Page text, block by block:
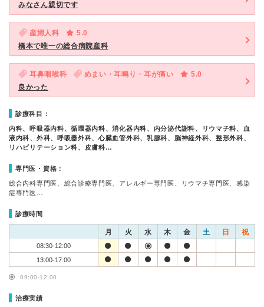
みなさん親切です
産婦人科
5.0
橋本で唯一の総合病院産科
耳鼻咽喉科 めまい・耳鳴り・耳が痛い
5.0
良かった
診療科目：
内科、呼吸器内科、循環器内科、消化器内科、内分泌代謝科、リウマチ科、血
液内科、外科、呼吸器外科、心臓血管外科、乳腺科、脳神経外科、整形外科、
リハビリテーション科、皮膚科…
専門医・資格：
総合内科専門医、総合診療専門医、アレルギー専門医、リウマチ専門医、感染
症専門医…
診療時間
月 火 水 木 金 土 日 祝
08:30-12:00
13:00-17:00
09:00-12:00
治療実績